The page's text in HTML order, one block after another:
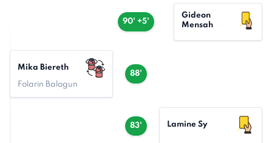
90' +5'
Gideon
Mensah
88'
Mika Biereth
Folarin Balogun
83' Lamine Sy